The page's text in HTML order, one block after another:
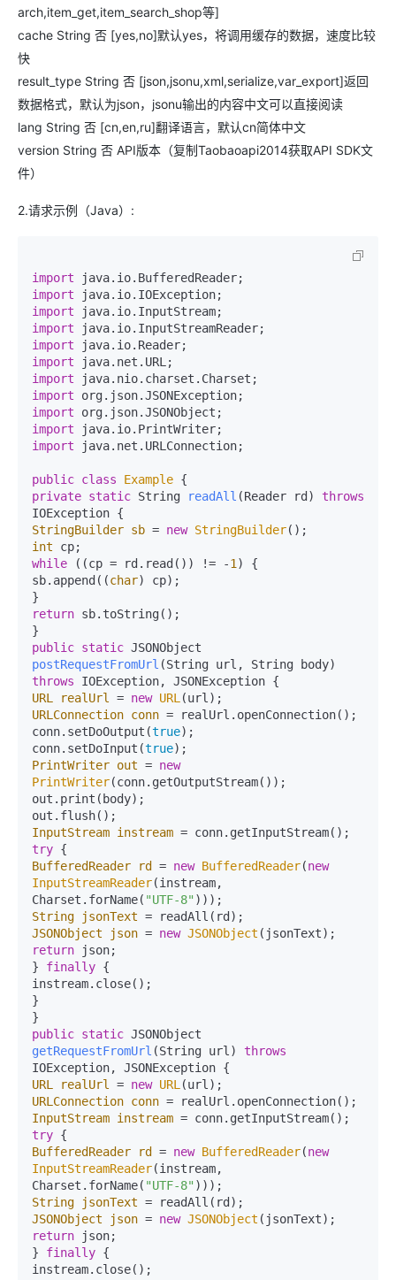
arch,item_get,item_search_shop等]
cache String 否 [yes,no]默认yes，将调用缓存的数据，速度比较
快
result_type String 否 [json,jsonu,xml,serialize,var_export]返回
数据格式，默认为json，jsonu输出的内容中文可以直接阅读
lang String 否 [cn,en,ru]翻译语言，默认cn简体中文
version String 否 API版本（复制Taobaoapi2014获取API SDK文
件）
2.请求示例（Java）:
import
import
import
import
import
import
import
import
import
import
import java.net.URLConnection;
public class Example
private static String readAll (Reader rd)
throws
StringBuilder sb = new StringBuilder
int
while ((cp = rd.read()) != -1 ) {
sb.append((char) cp);
return sb.toString();
public static
postRequestFromUrl (String url, String body)
throws
URL
realUrl = new URL
URLConnection conn = realUrl.openConnection();
conn.setDoOutput(true);
conn.setDoInput(true
PrintWriter out = new
PrintWriter(conn.getOutputStream());
out.print(body);
InputStream instream =
try
BufferedReader
rd = new BufferedReader(new
InputStreamReader(instream,
Charset.forName( "UTF-8"
String
jsonText =
JSONObject
json = new JSONObject
return json;
} finally {
instream.close();
}
public static
getRequestFromUrl (String url)
throws
URL
realUrl = new URL
URLConnection conn =
InputStream instream =
try
BufferedReader
rd = new BufferedReader(new
InputStreamReader(instream,
Charset.forName( "UTF-8"
String
jsonText =
JSONObject
json = new JSONObject
return json;
} finally {
instream.close();